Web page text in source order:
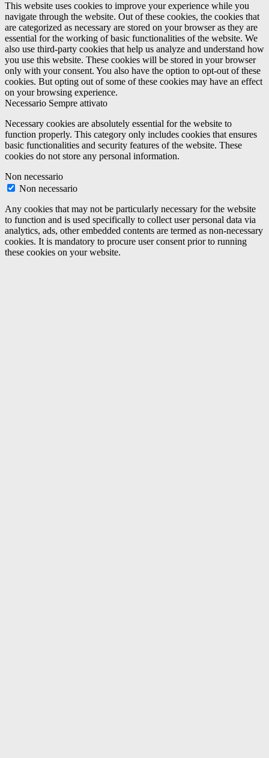
This website uses cookies to improve your experience while you
navigate through the website. Out of these cookies, the cookies that
are categorized as necessary are stored on your browser as they are
essential for the working of basic functionalities of the website. We
also use third-party cookies that help us analyze and understand how
you use this website. These cookies will be stored in your browser
only with your consent. You also have the option to opt-out of these
cookies. But opting out of some of these cookies may have an effect
on your browsing experience.
Necessario Sempre attivato
Necessary cookies are absolutely essential for the website to
function properly. This category only includes cookies that ensures
basic functionalities and security features of the website. These
cookies do not store any personal information.
Non necessario
Non necessario
Any cookies that may not be particularly necessary for the website
to function and is used specifically to collect user personal data via
analytics, ads, other embedded contents are termed as non-necessary
cookies. It is mandatory to procure user consent prior to running
these cookies on your website.